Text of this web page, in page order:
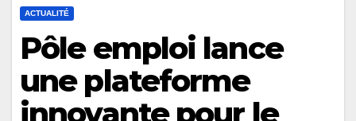
ACTUALITÉ
Pôle emploi lance
une plateforme
innovante pour le